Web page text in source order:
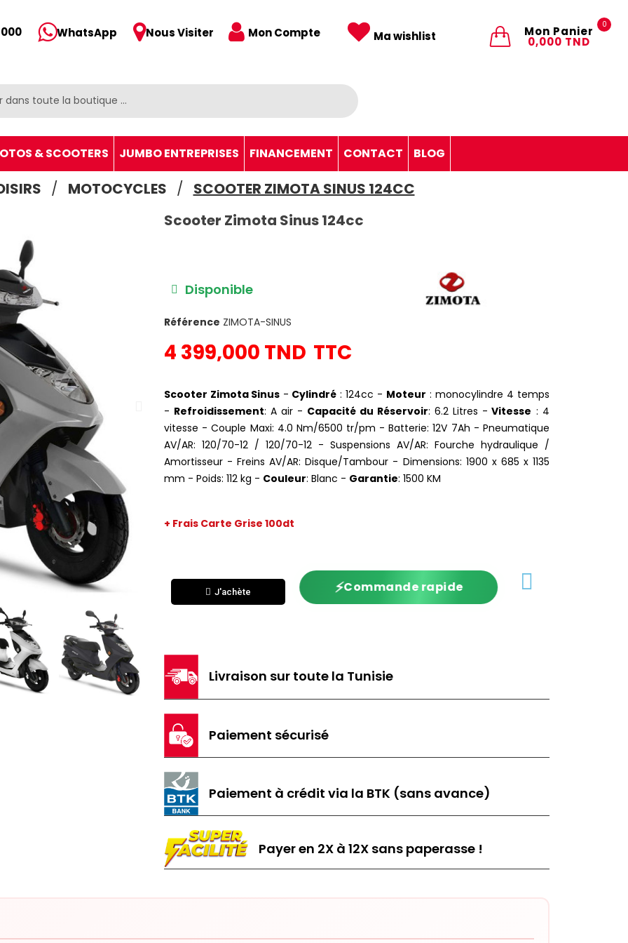
WhatsApp Nous Visiter
0
Mon Panier
0,000 TND
Mon Compte Ma wishlist
& SCOOTERS JUMBO ENTREPRISES FINANCEMENT CONTACT BLOG
MOTOCYCLES
SCOOTER ZIMOTA SINUS 124CC
Scooter Zimota Sinus 124cc
Disponible
Référence ZIMOTA-SINUS
4 399,000 TND TTC
Scooter Zimota Sinus - Cylindré : 124cc - Moteur : monocylindre 4 temps
- Refroidissement: A air - Capacité du Réservoir: 6.2 Litres - Vitesse : 4
vitesse - Couple Maxi: 4.0 Nm/6500 tr/pm - Batterie: 12V 7Ah - Pneumatique
AV/AR: 120/70-12 / 120/70-12 - Suspensions AV/AR: Fourche hydraulique /
Amortisseur - Freins AV/AR: Disque/Tambour - Dimensions: 1900 x 685 x 1135
mm - Poids: 112 kg - Couleur: Blanc - Garantie: 1500 KM
+ Frais Carte Grise 100dt
J'achète ⚡Commande rapide
Livraison sur toute la Tunisie
Paiement sécurisé
Paiement à crédit via la BTK (sans avance)
Payer en 2X à 12X sans paperasse !